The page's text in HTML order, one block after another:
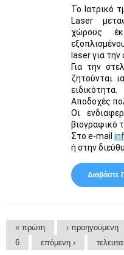
Το Ιατρικό
Laser
χώρους
laser για
Για την
ζητούνται
ειδικότητα.
Αποδοχές
Οι
βιογραφικό
Στο e-mail
ή στην
Διαβάστε
Σελίδες
« πρώτη ‹ προηγούμενη
6
επόμενη ›